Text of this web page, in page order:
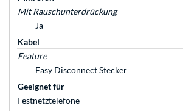
Mit Rauschunterdrückung
Ja
Kabel
Feature
Easy Disconnect Stecker
Geeignet für
Festnetztelefone